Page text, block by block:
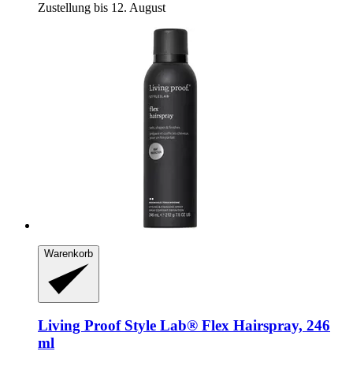
Zustellung bis 12. August
Warenkorb
Living ProofStyle Lab® Flex Hairspray, 246
ml